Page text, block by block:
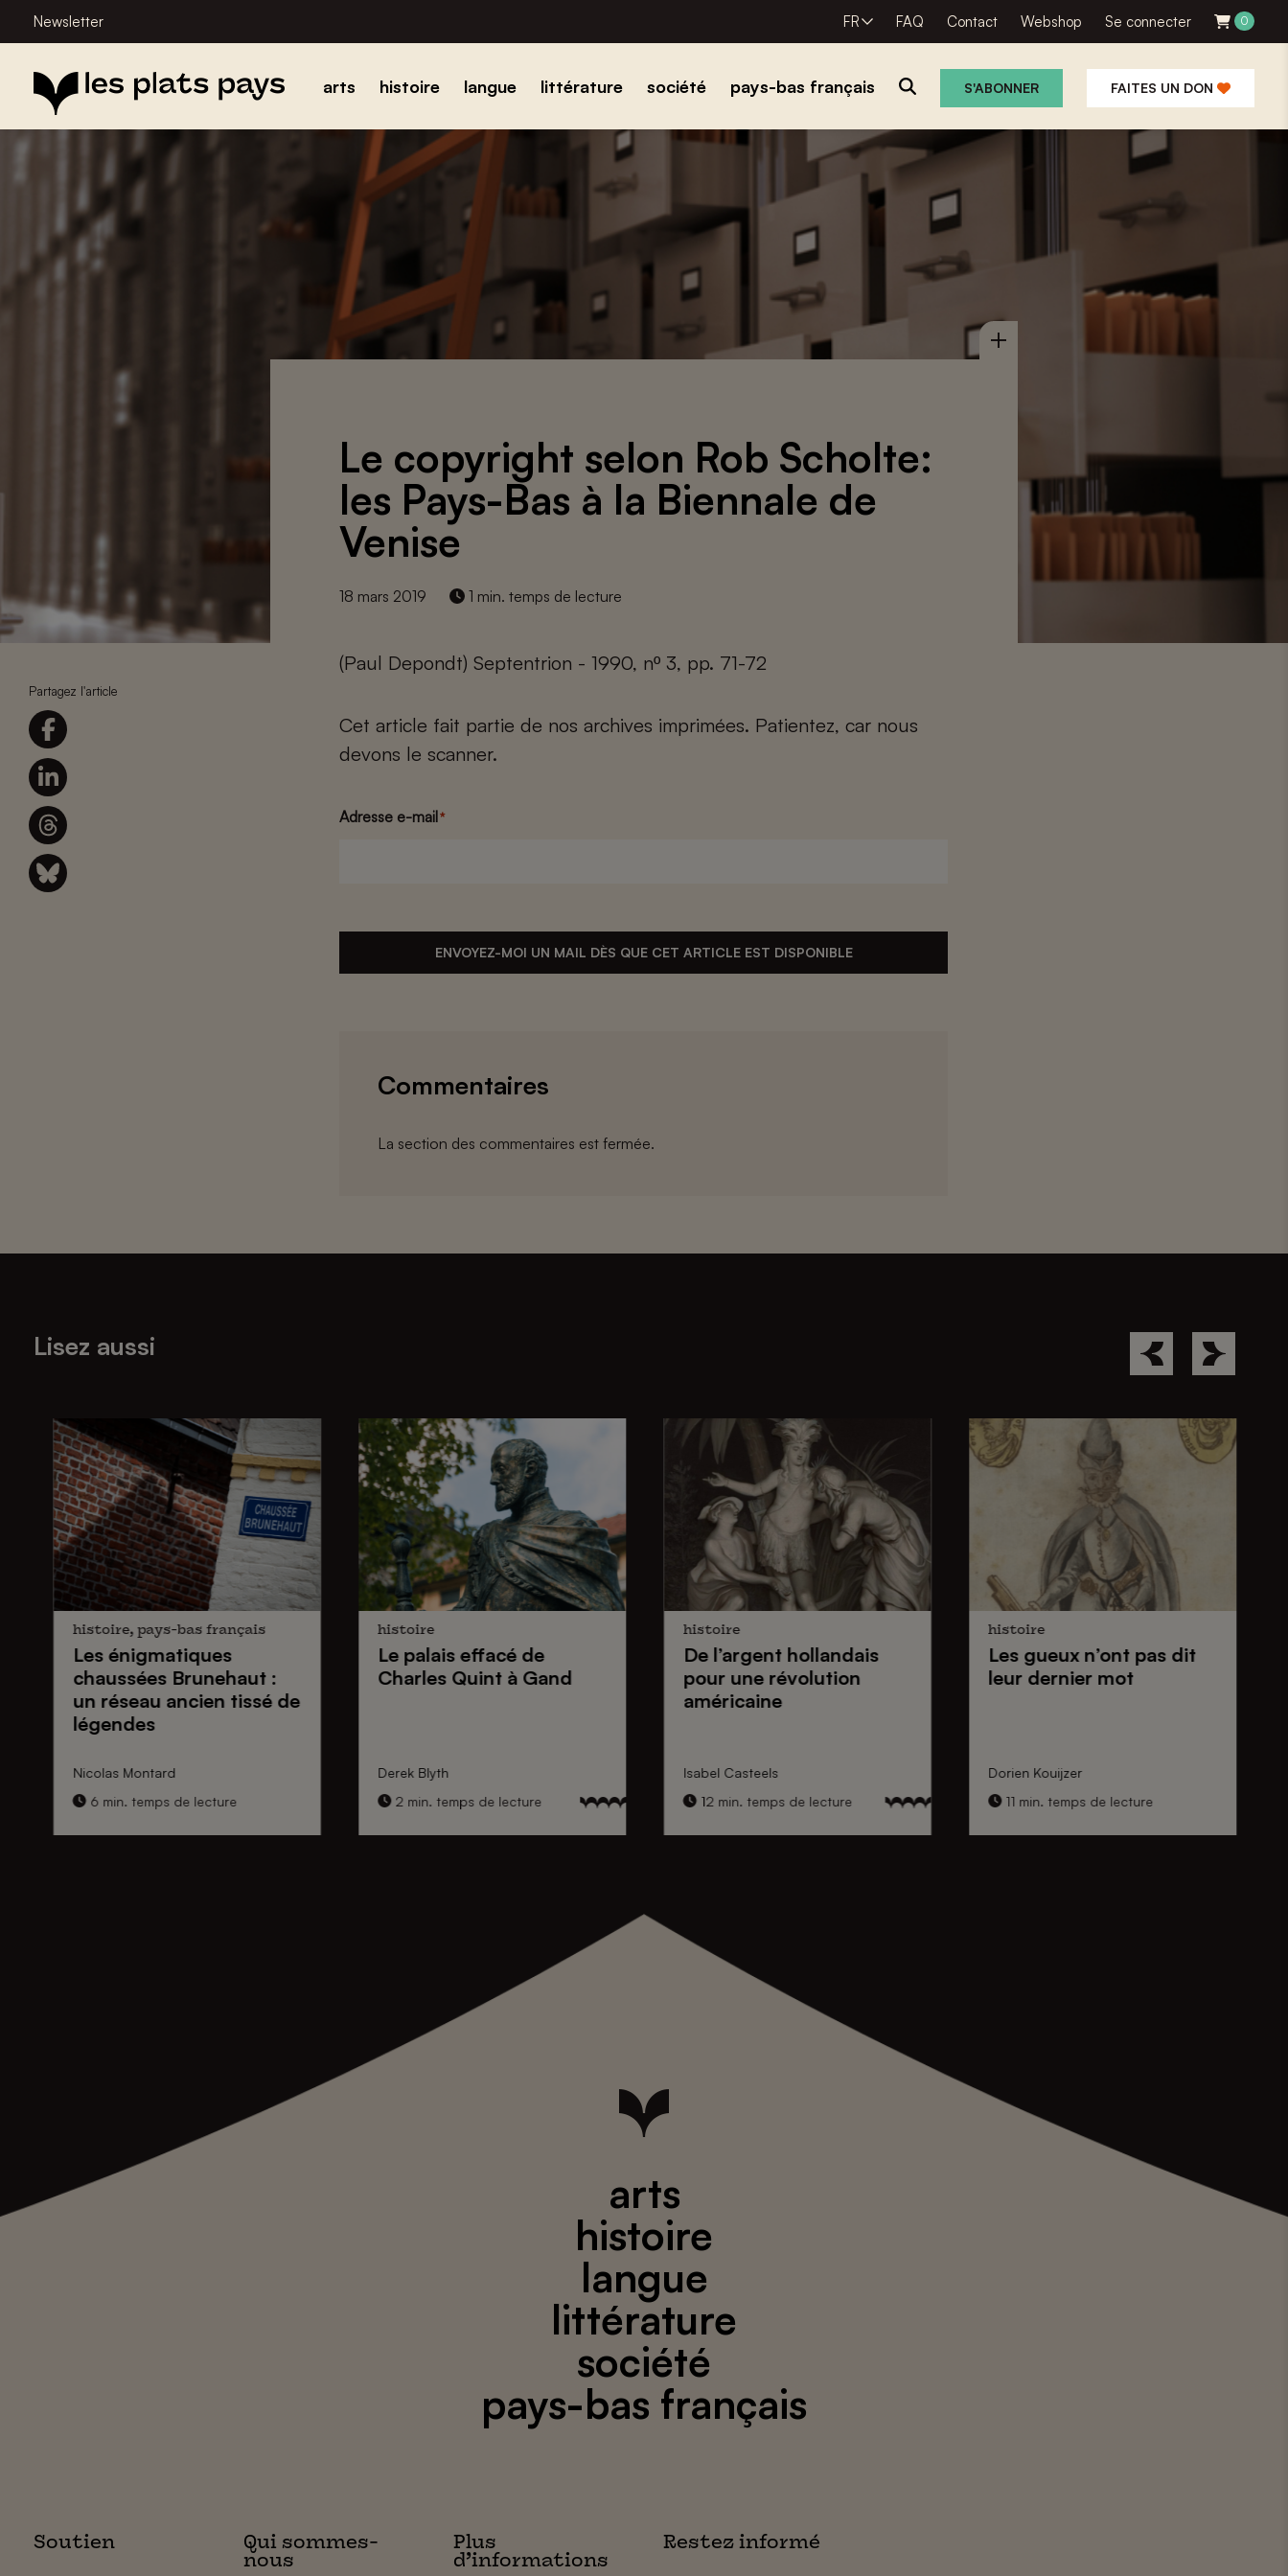
Newsletter FR FAQ Contact Webshop Se connecter 0
arts histoire langue littérature société pays-bas français S'ABONNER FAITES UN DON
Partagez l'article
Le copyright selon Rob Scholte:
les Pays-Bas à la Biennale de
Venise
18 mars 2019 1 min. temps de lecture
(Paul Depondt) Septentrion - 1990, nº 3, pp. 71-72
Cet article fait partie de nos archives imprimées. Patientez, car nous
devons le scanner.
Adresse e-mail *
ENVOYEZ-MOI UN MAIL DÈS QUE CET ARTICLE EST DISPONIBLE
Commentaires
La section des commentaires est fermée.
Lisez aussi
histoire, pays-bas français
Les énigmatiques
chaussées Brunehaut:
un réseau ancien tissé de
légendes
Nicolas Montard
6 min. temps de lecture
histoire
Le palais effacé de
Charles Quintà Gand
Derek Blyth
2 min. temps de lecture
histoire
De l’argent hollandais
pour une révolution
américaine
Isabel Casteels
12 min. temps de lecture
histoire
Les gueuxn’ont pas dit
leur dernier mot
Dorien Kouijzer
11 min. temps de lecture
arts
histoire
langue
littérature
société
pays-bas français
Soutien
Qui sommes-
nous
Plus
d’informations
Restez informé